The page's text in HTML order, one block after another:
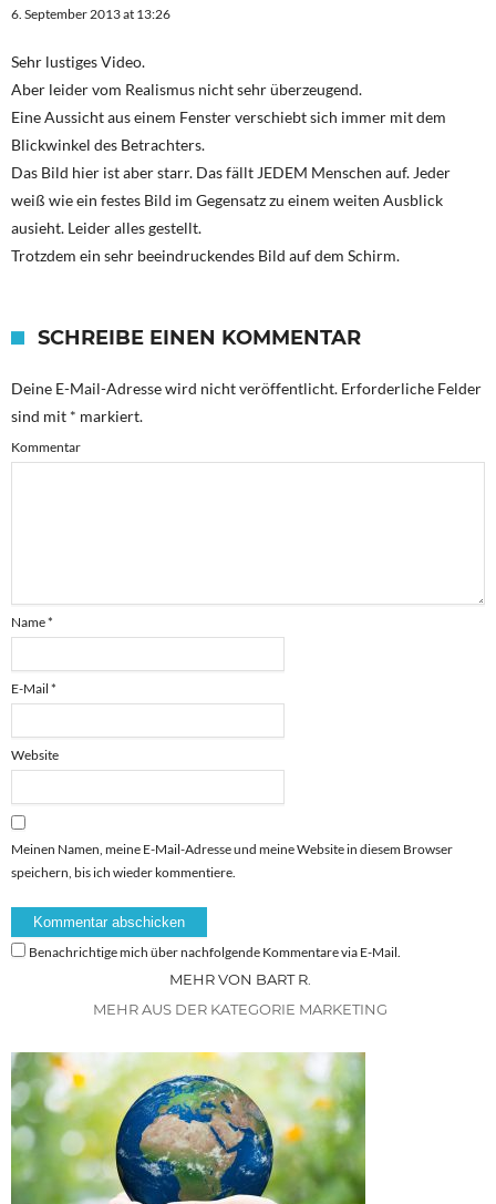
6. September 2013 at 13:26
Sehr lustiges Video.
Aber leider vom Realismus nicht sehr überzeugend.
Eine Aussicht aus einem Fenster verschiebt sich immer mit dem
Blickwinkel des Betrachters.
Das Bild hier ist aber starr. Das fällt JEDEM Menschen auf. Jeder
weiß wie ein festes Bild im Gegensatz zu einem weiten Ausblick
ausieht. Leider alles gestellt.
Trotzdem ein sehr beeindruckendes Bild auf dem Schirm.
SCHREIBE EINEN KOMMENTAR
Deine E-Mail-Adresse wird nicht veröffentlicht. Erforderliche Felder
sind mit * markiert.
Kommentar
Name*
E-Mail *
Website
Meinen Namen, meine E-Mail-Adresse und meine Website in diesem Browser
speichern, bis ich wieder kommentiere.
Benachrichtige mich über nachfolgende Kommentare via E-Mail.
MEHR VON BART R.
MEHR AUS DER KATEGORIE MARKETING